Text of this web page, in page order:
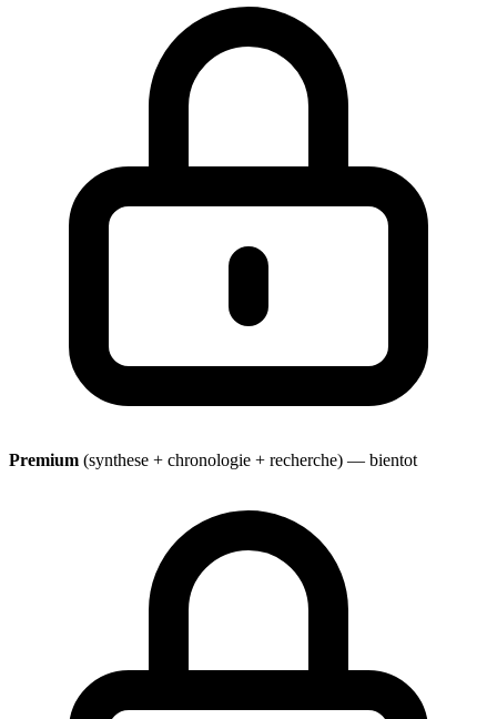
Premium (synthese + chronologie + recherche) — bientot